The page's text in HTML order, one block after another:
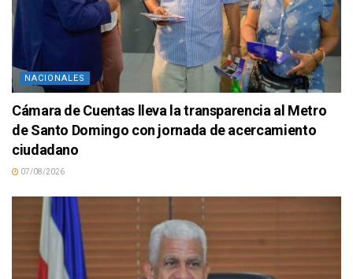
NACIONALES
Cámara de Cuentas lleva la transparencia al Metro
de Santo Domingo con jornada de acercamiento
ciudadano
07/08/2026